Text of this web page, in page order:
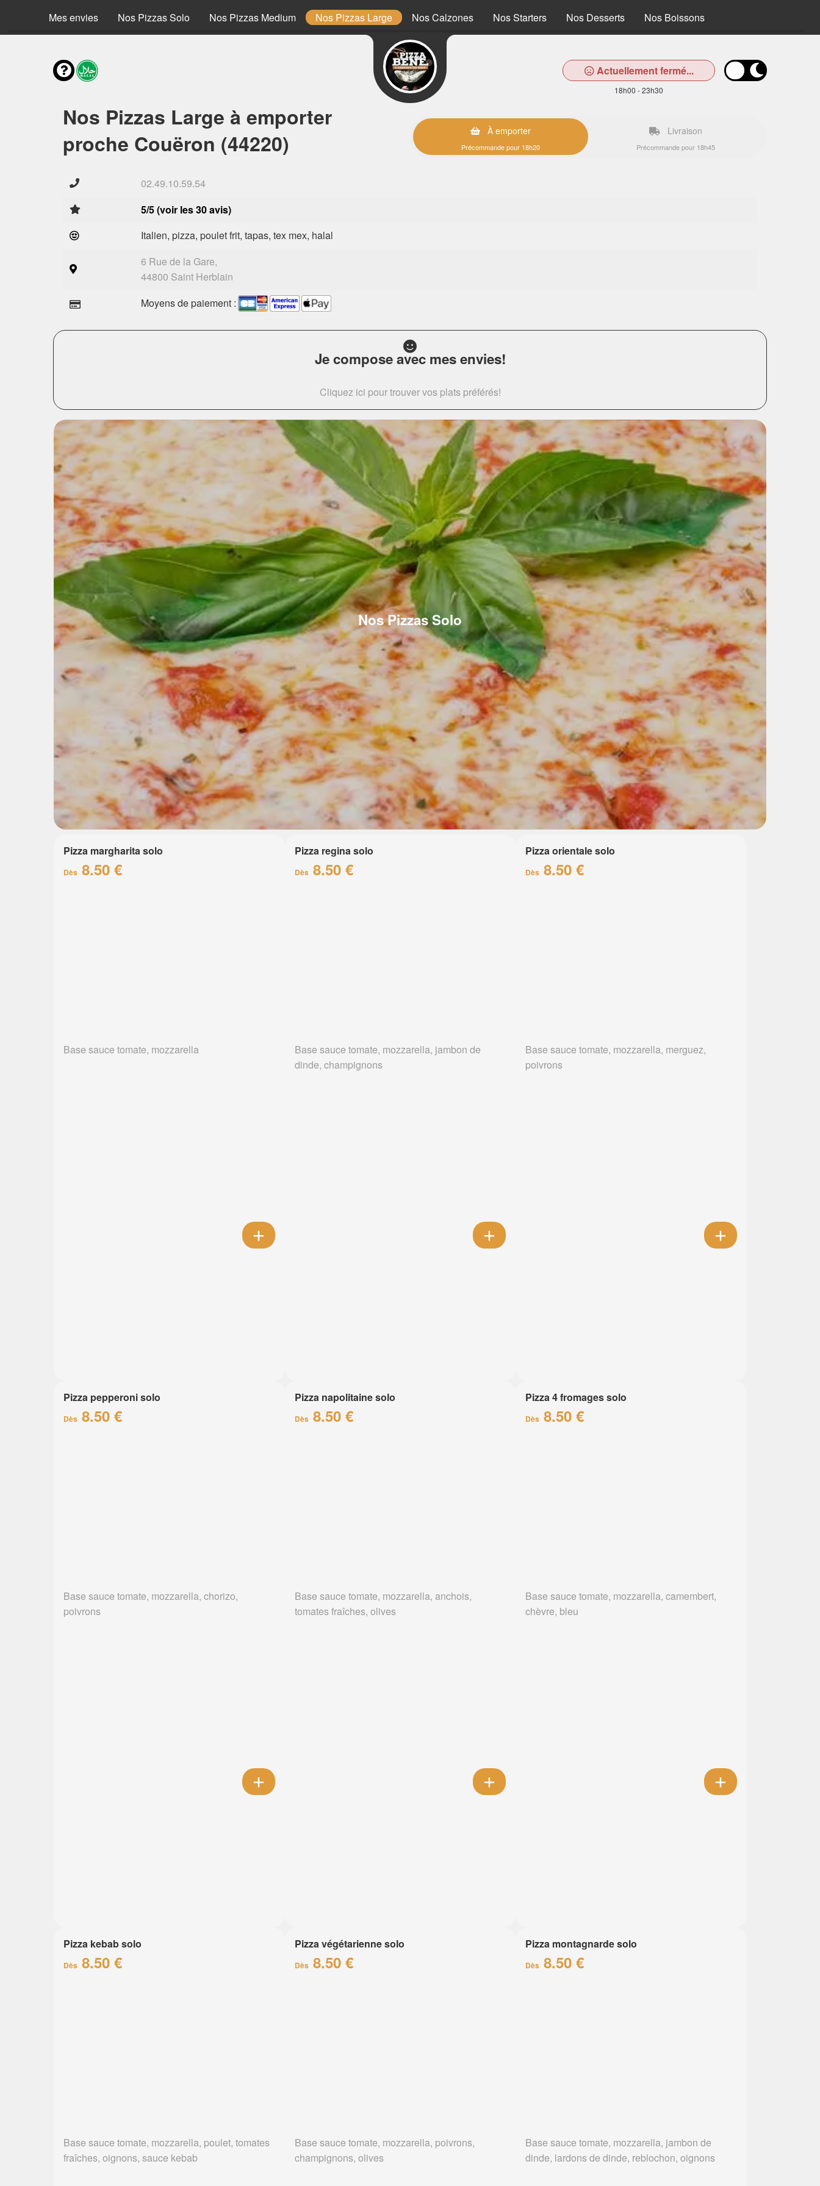
Mes envies Nos Pizzas Solo Nos Pizzas Medium Nos Pizzas Large Nos Calzones Nos Starters Nos Desserts Nos Boissons
Actuellement fermé...
18h00 - 23h30
Nos Pizzas Large à emporter
proche Couëron (44220)
À emporter
Précommande pour 18h20
Livraison
Précommande pour 18h45
02.49.10.59.54
5/5 (voir les 30 avis)
Italien, pizza, poulet frit, tapas, tex mex, halal
6 Rue de la Gare,
44800 Saint Herblain
Moyens de paiement :
Je compose avec mes envies!
Cliquez ici pour trouver vos plats préférés!
Nos Pizzas Solo
Pizza margharita solo
Dès 8.50 €
Base sauce tomate, mozzarella
Pizza regina solo
Dès 8.50 €
Base sauce tomate, mozzarella, jambon de
dinde, champignons
Pizza orientale solo
Dès 8.50 €
Base sauce tomate, mozzarella, merguez,
poivrons
Pizza pepperoni solo
Dès 8.50 €
Base sauce tomate, mozzarella, chorizo,
poivrons
Pizza napolitaine solo
Dès 8.50 €
Base sauce tomate, mozzarella, anchois,
tomates fraîches, olives
Pizza 4 fromages solo
Dès 8.50 €
Base sauce tomate, mozzarella, camembert,
chèvre, bleu
Pizza kebab solo
Dès 8.50 €
Base sauce tomate, mozzarella, poulet, tomates
fraîches, oignons, sauce kebab
Pizza végétarienne solo
Dès 8.50 €
Base sauce tomate, mozzarella, poivrons,
champignons, olives
Pizza montagnarde solo
Dès 8.50 €
Base sauce tomate, mozzarella, jambon de
dinde, lardons de dinde, reblochon, oignons